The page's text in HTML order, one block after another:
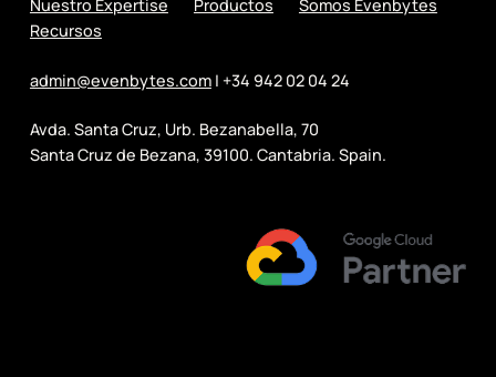
Nuestro Expertise Productos
Somos Evenbytes
Recursos
admin@evenbytes.com| +34 942 02 04 24
Avda. Santa Cruz, Urb. Bezanabella, 70
Santa Cruz de Bezana, 39100. Cantabria. Spain.